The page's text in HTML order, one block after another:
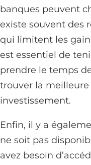
banques peuvent
existe souvent des
qui limitent les
est essentiel de
prendre le temps
trouver la
investissement.
Enfin, il y a
ne soit pas
avez besoin